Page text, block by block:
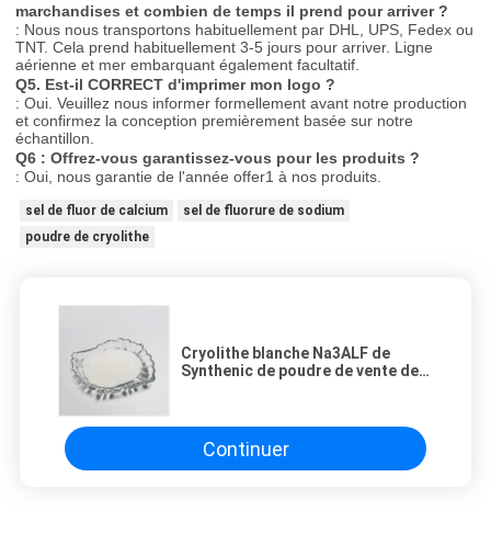
marchandises et combien de temps il prend pour arriver ?
: Nous nous transportons habituellement par DHL, UPS, Fedex ou
TNT. Cela prend habituellement 3-5 jours pour arriver. Ligne
aérienne et mer embarquant également facultatif.
Q5. Est-il CORRECT d'imprimer mon logo ?
: Oui. Veuillez nous informer formellement avant notre production
et confirmez la conception premièrement basée sur notre
échantillon.
Q6 : Offrez-vous garantissez-vous pour les produits ?
: Oui, nous garantie de l'année offer1 à nos produits.
sel de fluor de calcium
sel de fluorure de sodium
poudre de cryolithe
Cryolithe blanche Na3ALF de
Synthenic de poudre de vente de
Continuer